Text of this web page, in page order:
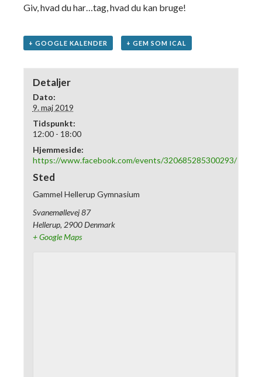
Giv, hvad du har…tag, hvad du kan bruge!
+ GOOGLE KALENDER + GEM SOM ICAL
Detaljer
Dato:
9. maj 2019
Tidspunkt:
12:00 - 18:00
Hjemmeside:
https://www.facebook.com/events/320685285300293/
Sted
Gammel Hellerup Gymnasium
Svanemøllevej 87
Hellerup, 2900Denmark
+ Google Maps